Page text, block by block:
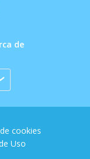
de
cookies
Uso